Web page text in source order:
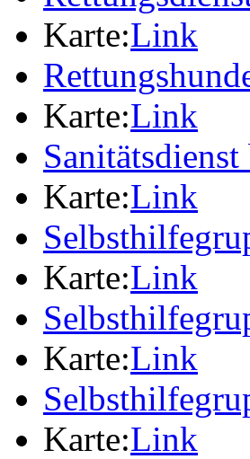
Karte:Link
Karte:Link
Karte:Link
Karte:Link
Karte:Link
Karte:Link